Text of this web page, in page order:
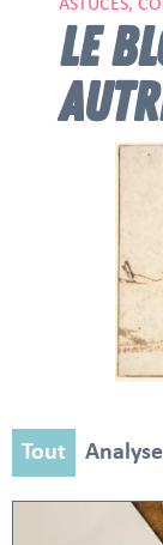
ASTUCES,
LE
Tout